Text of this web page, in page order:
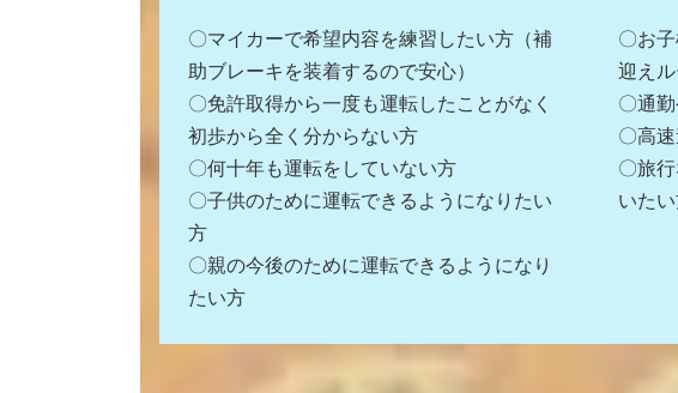
〇マイカーで希望内容を練習したい方（補
助ブレーキを装着するので安心）
〇免許取得から一度も運転したことがなく
初歩から全く分からない方
〇何十年も運転をしていない方
〇子供のために運転できるようになりたい
方
〇親の今後のために運転できるようになり
たい方
〇お
迎え
〇通
〇高
〇旅
いた